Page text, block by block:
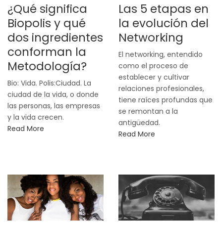
¿Qué significa
Biopolis y qué
dos ingredientes
conforman la
Metodología?
Bio: Vida. Polis:Ciudad. La
ciudad de la vida, o donde
las personas, las empresas
y la vida crecen.
Read More
Las 5 etapas en
la evolución del
Networking
El networking, entendido
como el proceso de
establecer y cultivar
relaciones profesionales,
tiene raíces profundas que
se remontan a la
antigüedad.
Read More